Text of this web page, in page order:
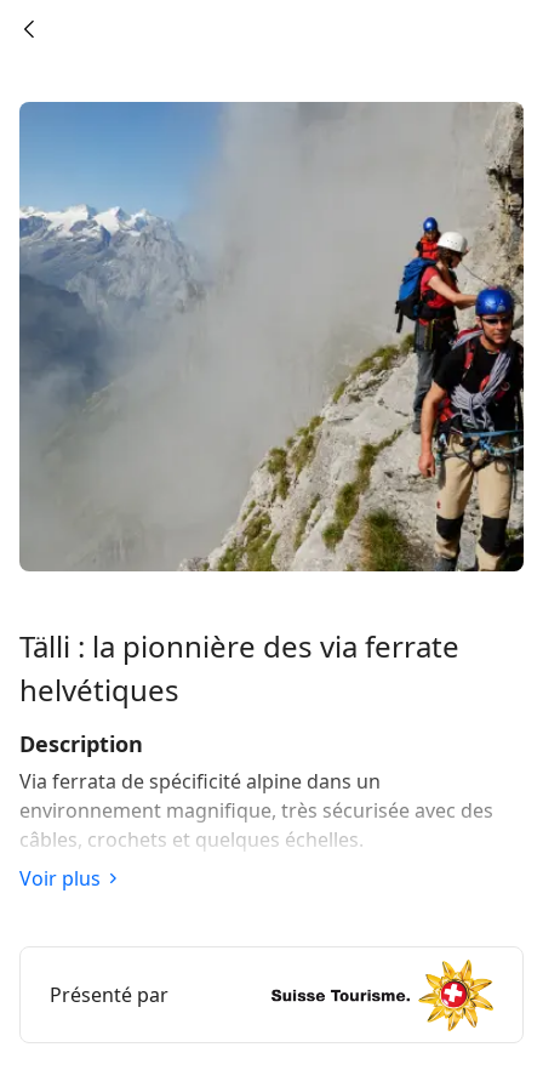
Tälli : la pionnière des via ferrate
helvétiques
Description
Via ferrata de spécificité alpine dans un
environnement magnifique, très sécurisée avec des
câbles, crochets et quelques échelles.
Difficulté
comporte quelques passages aériens. A pratiquer
uniquement par temps sûr, car il n'y a pas
d'échappatoires. Du névé persistant au départ, sur les
vires plus en altitude et sur le sentier du retour de la
Voir plus
Présenté par